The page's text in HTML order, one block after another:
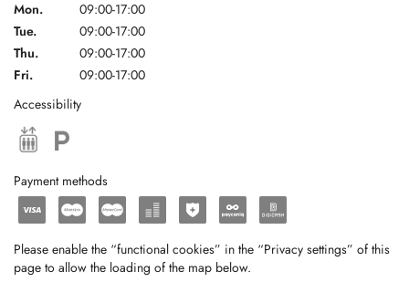
Mon.
09:00-17:00
Tue.
09:00-17:00
Thu.
09:00-17:00
Fri.
09:00-17:00
Accessibility
Payment methods
Please enable the “functional cookies” in the “Privacy settings” of this
page to allow the loading of the map below.